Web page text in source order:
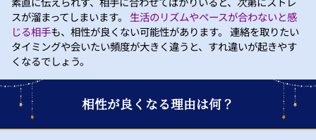
スが溜まってしまいます。 生活のリズムやペースが合わないと感
じる相手も、相性が良くない可能性があります。 連絡を取りたい
タイミングや会いたい頻度が大きく違うと、すれ違いが起きやす
くなるでしょう。
相性が良くなる理由は何？